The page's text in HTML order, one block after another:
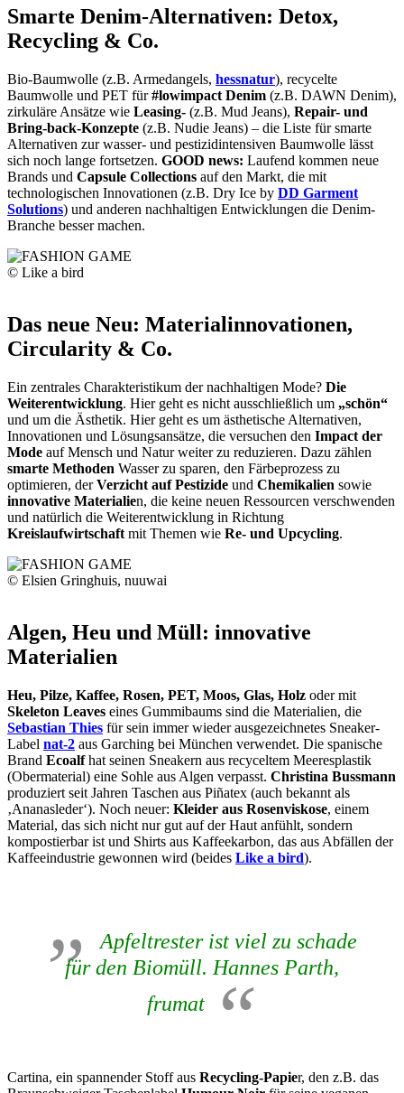
Smarte Denim-Alternativen: Detox,
Recycling & Co.
Bio-Baumwolle (z.B. Armedangels, hessnatur), recycelte
Baumwolle und PET für#lowimpact Denim (z.B. DAWN Denim),
zirkuläre Ansätze wie Leasing- (z.B. Mud Jeans), Repair- und
Bring-back-Konzepte (z.B. Nudie Jeans) – die Liste für smarte
Alternativen zur wasser- und pestizidintensiven Baumwolle lässt
sich noch lange fortsetzen. GOOD news: Laufend kommen neue
Brands und Capsule Collections auf den Markt, die mit
technologischen Innovationen (z.B. Dry Ice by DD Garment
Solutions) und anderen nachhaltigen Entwicklungen die Denim-
Branche besser machen.
© Like a bird
Das neue Neu: Materialinnovationen,
Circularity & Co.
Ein zentrales Charakteristikum der nachhaltigen Mode? Die
Weiterentwicklung. Hier geht es nicht ausschließlich um „schön“
und um die Ästhetik. Hier geht es um ästhetische Alternativen,
Innovationen und Lösungsansätze, die versuchen den Impact der
Mode auf Mensch und Natur weiter zu reduzieren. Dazu zählen
smarte Methoden Wasser zu sparen, den Färbeprozess zu
optimieren, derVerzicht auf Pestizide und Chemikalien sowie
innovative Materialien, die keine neuen Ressourcen verschwenden
und natürlich die Weiterentwicklung in Richtung
Kreislaufwirtschaft mit Themen wie Re- und Upcycling.
© Elsien Gringhuis, nuuwai
Algen, Heu und Müll: innovative
Materialien
Heu, Pilze, Kaffee, Rosen, PET, Moos, Glas, Holz oder mit
Skeleton Leaves eines Gummibaums sind die Materialien, die
Sebastian Thies für sein immer wieder ausgezeichnetes Sneaker-
Label nat-2 aus Garching bei München verwendet. Die spanische
Brand Ecoalfhat seinen Sneakern aus recyceltem Meeresplastik
(Obermaterial) eine Sohle aus Algen verpasst. Christina Bussmann
produziert seit Jahren Taschen aus Piñatex (auch bekannt als
‚Ananasleder‘). Noch neuer: Kleider aus Rosenviskose, einem
Material, das sich nicht nur gut auf der Haut anfühlt, sondern
kompostierbar ist und Shirts aus Kaffeekarbon, das aus Abfällen der
Kaffeeindustrie gewonnen wird (beides Like a bird).
Apfeltrester ist viel zu schade
für den Biomüll. Hannes Parth,
frumat
Cartina, ein spannender Stoff aus Recycling-Papier, den z.B. das